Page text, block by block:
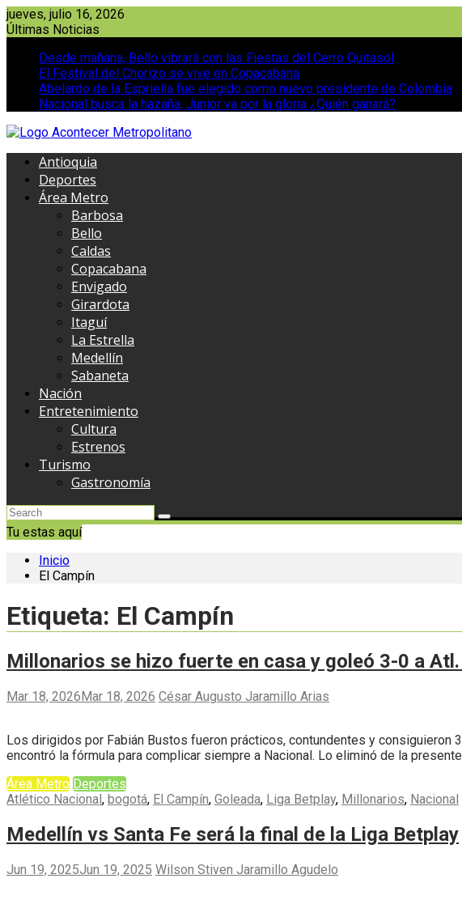
Saltar
al
jueves, julio 16, 2026
Últimas Noticias
Desde mañana, Bello vibrará con las Fiestas del Cerro Quitasol
El Festival del Chorizo se vive en Copacabana
Abelardo de la Espriella fue elegido como nuevo presidente de Colombia
Nacional busca la hazaña, Junior va por la gloria ¿Quién ganará?
Antioquia
Deportes
Área Metro
Barbosa
Bello
Caldas
Copacabana
Envigado
Girardota
Itaguí
La Estrella
Medellín
Sabaneta
Nación
Entretenimiento
Cultura
Estrenos
Turismo
Gastronomía
Tu estas aquí
Inicio
El Campín
Etiqueta: El Campín
Millonarios se hizo fuerte en casa y goleó 3-0 a Atl.
Mar 18, 2026Mar 18, 2026 César Augusto Jaramillo Arias
Los dirigidos por Fabián Bustos fueron prácticos, contundentes y
encontró la fórmula para complicar siempre a Nacional. Lo eliminó de la
Área Metro Deportes
Atlético Nacional, bogotá, El Campín, Goleada, Liga Betplay, Millonarios, Nacional
Medellín vs Santa Fe será la final de la Liga Betplay
Jun 19, 2025Jun 19, 2025 Wilson Stiven Jaramillo Agudelo